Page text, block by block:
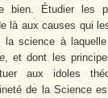
bien. Étudier les
là aux causes qui
science à
, et dont les
aux idoles
de la Science